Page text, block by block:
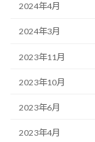
2024年4月
2024年3月
2023年11月
2023年10月
2023年6月
2023年4月